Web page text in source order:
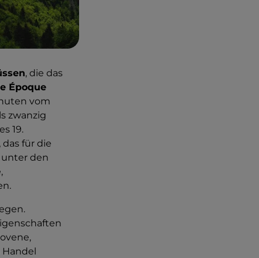
, die das
Époque
vom
zwanzig
19.
das für die
den